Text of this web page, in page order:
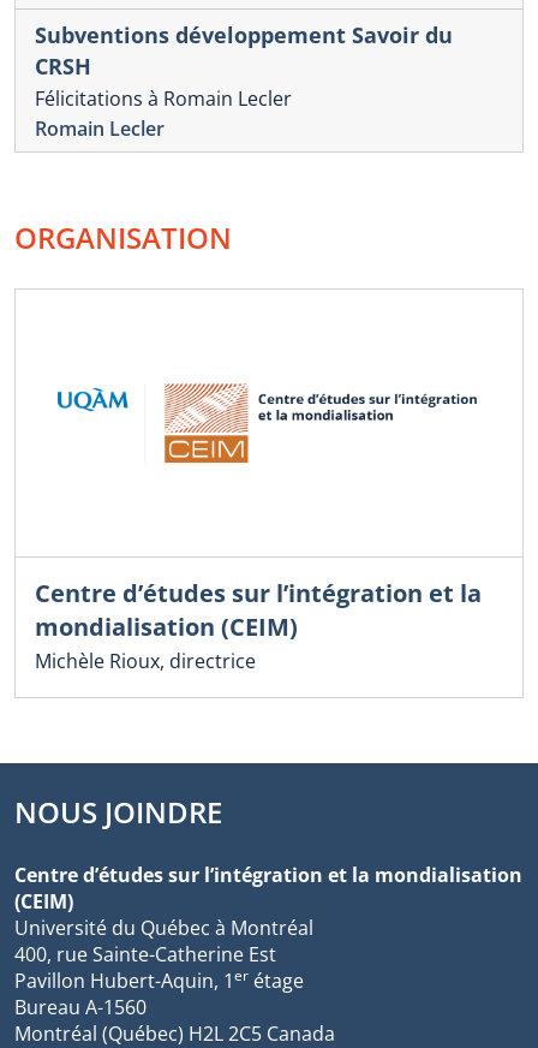
Subventions développement Savoir du
CRSH
Félicitations à Romain Lecler
Romain Lecler
ORGANISATION
Centre d’études sur l’intégration et la
mondialisation (CEIM)
Michèle Rioux, directrice
NOUS JOINDRE
Centre d’études sur l’intégration et la mondialisation
(CEIM)
Université du Québec à Montréal
400, rue Sainte-Catherine Est
Pavillon Hubert-Aquin, 1er étage
Bureau A-1560
Montréal (Québec) H2L 2C5 Canada